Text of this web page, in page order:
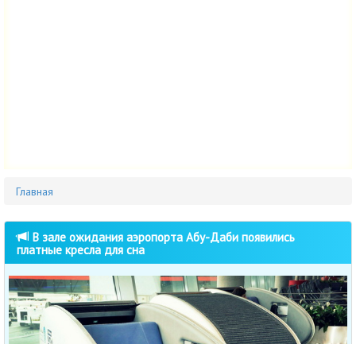
Главная
В зале ожидания аэропорта Абу-Даби появились
платные кресла для сна